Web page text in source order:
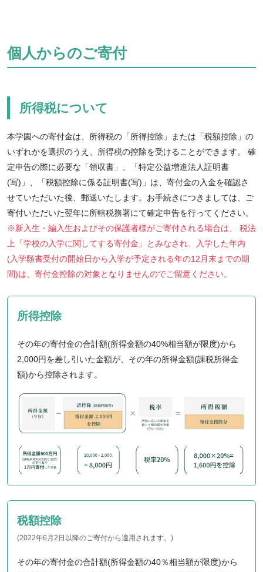
個人からのご寄付
所得税について
本学園への寄付金は、所得税の「所得控除」または「税額控除」の
いずれかを選択のうえ、所得税の控除を受けることができます。 確
定申告の際に必要な「領収書」、「特定公益増進法人証明書
(写)」、「税額控除に係る証明書(写)」は、寄付金の入金を確認さ
せていただいた後、郵送いたします。お手続きにつきましては、ご
寄付いただいた翌年に所轄税務署にて確定申告を行ってください。
※新入生・編入生およびその保護者様がご寄付される場合は、 税法
上「学校の入学に関してする寄付金」とみなされ、入学した年内
(入学願書受付の開始日から入学が予定される年の12月末までの期
間)は、寄付金控除の対象となりませんのでご留意ください。
所得控除
その年の寄付金の合計額(所得金額の40%相当額が限度)から
2,000円を差し引いた金額が、その年の所得金額(課税所得金
額)から控除されます。
税額控除
(2022年6月2日以降のご寄付から適用されます。)
その年の寄付金の合計額(所得金額の40％相当額が限度)から